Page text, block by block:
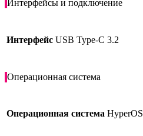
Интерфейсы и подключение
Интерфейс USB Type-C 3.2
Операционная система
Операционная система HyperOS